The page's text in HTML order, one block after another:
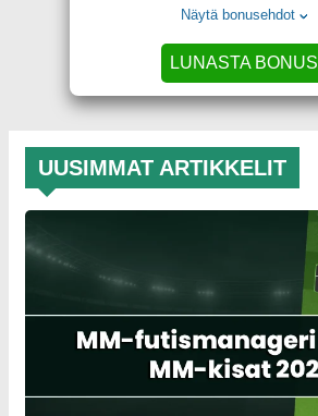
Näytä bonusehdot
LUNASTA BONUS
UUSIMMAT ARTIKKELIT